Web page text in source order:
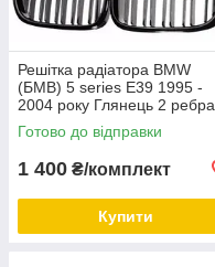
Решітка радіатора BMW
(БМВ) 5 series E39 1995 -
2004 року Глянець 2 ребра
Ніздрі BMW E39 1995-2004
Готово до відправки
1 400 ₴/комплект
Купити